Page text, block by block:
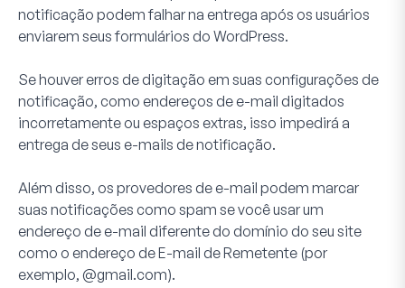
notificação podem falhar na entrega após os usuários
enviarem seus formulários do WordPress.
Se houver erros de digitação em suas configurações de
notificação, como endereços de e-mail digitados
incorretamente ou espaços extras, isso impedirá a
entrega de seus e-mails de notificação.
Além disso, os provedores de e-mail podem marcar
suas notificações como spam se você usar um
endereço de e-mail diferente do domínio do seu site
como o endereço de E-mail de Remetente (por
exemplo, @gmail.com).